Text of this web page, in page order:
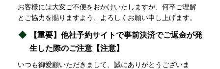
お客様には大変ご不便をおかけいたしますが、何卒ご理解
とご協力を賜りますよう、よろしくお願い申し上げます。
【重要】他社予約サイトで事前決済でご返金が発
生した際のご注意【注意】
いつも御愛顧いただきまして、誠にありがとうございま